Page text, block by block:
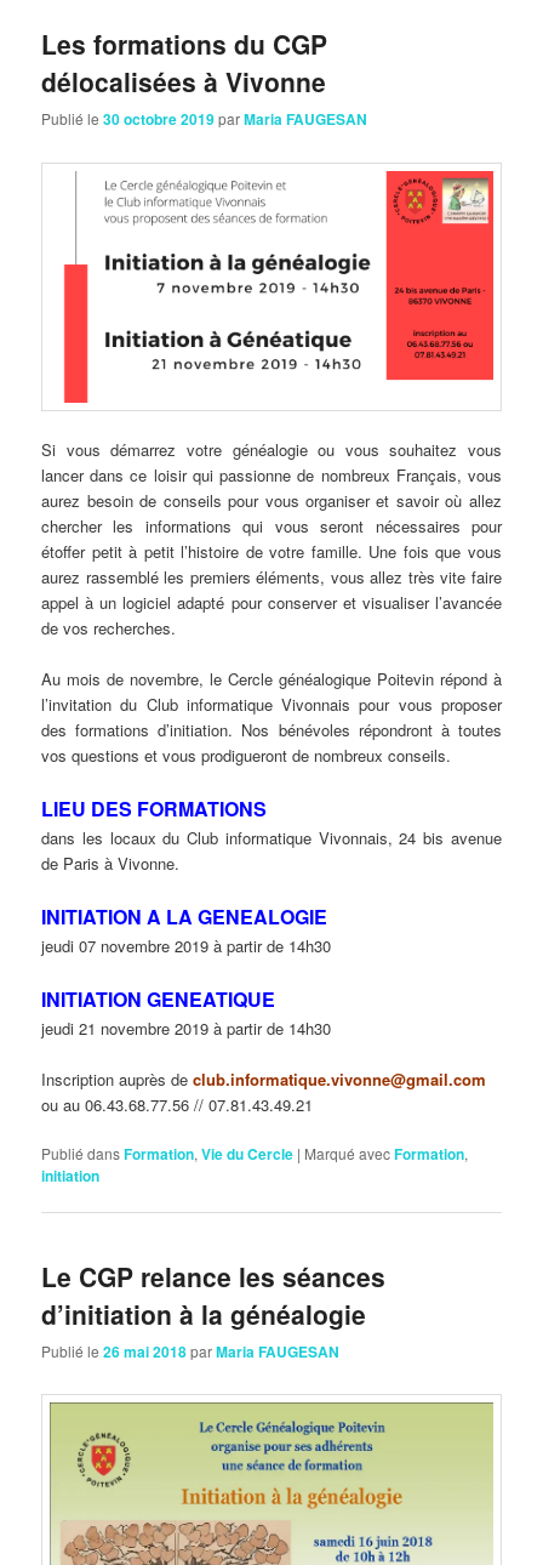
Les formations du CGP
délocalisées à Vivonne
Publié le30 octobre 2019parMaria FAUGESAN
Si vous démarrez votre généalogie ou vous souhaitez vous
lancer dans ce loisir qui passionne de nombreux Français, vous
aurez besoin de conseils pour vous organiser et savoir où allez
chercher les informations qui vous seront nécessaires pour
étoffer petit à petit l’histoire de votre famille. Une fois que vous
aurez rassemblé les premiers éléments, vous allez très vite faire
appel à un logiciel adapté pour conserver et visualiser l’avancée
de vos recherches.
Au mois de novembre, le Cercle généalogique Poitevin répond à
l’invitation du Club informatique Vivonnais pour vous proposer
des formations d’initiation. Nos bénévoles répondront à toutes
vos questions et vous prodigueront de nombreux conseils.
LIEU DES FORMATIONS
dans les locaux du Club informatique Vivonnais, 24 bis avenue
de Paris à Vivonne.
INITIATION A LA GENEALOGIE
jeudi 07 novembre 2019 à partir de 14h30
INITIATION GENEATIQUE
jeudi 21 novembre 2019 à partir de 14h30
Inscription auprès declub.informatique.vivonne@gmail.com
ou au 06.43.68.77.56 // 07.81.43.49.21
Publié dansFormation,Vie du Cercle | Marqué avecFormation,
initiation
Le CGP relance les séances
d’initiation à la généalogie
Publié le26 mai 2018parMaria FAUGESAN